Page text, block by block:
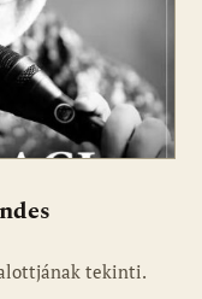
tekinti.